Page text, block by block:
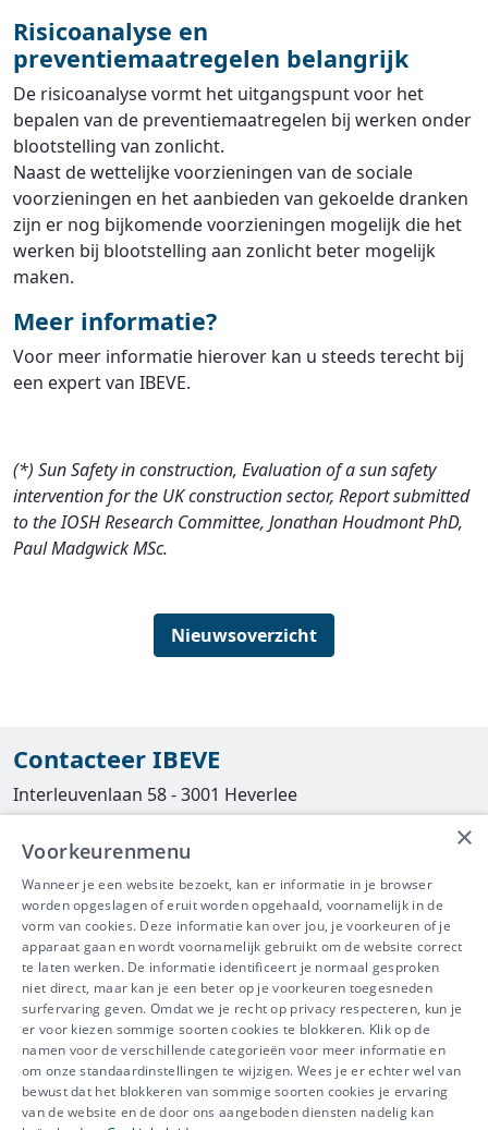
Risicoanalyse en
preventiemaatregelen belangrijk
De risicoanalyse vormt het uitgangspunt voor het
bepalen van de preventiemaatregelen bij werken onder
blootstelling van zonlicht.
Naast de wettelijke voorzieningen van de sociale
voorzieningen en het aanbieden van gekoelde dranken
zijn er nog bijkomende voorzieningen mogelijk die het
werken bij blootstelling aan zonlicht beter mogelijk
maken.
Meer informatie?
Voor meer informatie hierover kan u steeds terecht bij
een expert van IBEVE.
(*) Sun Safety in construction, Evaluation of a sun safety
intervention for the UK construction sector, Report submitted
to the IOSH Research Committee, Jonathan Houdmont PhD,
Paul Madgwick MSc.
Nieuwsoverzicht
Contacteer IBEVE
Interleuvenlaan 58 - 3001 Heverlee
016/390490
info@ibeve.be
asbest@ibeve.be
Ondernemingsnummer: 0436 612 044
IBEVE maakt deel uit van Groep
IDEWE
Disclaimer-Privacy-Cookiebeleid
×
Voorkeurenmenu
Wanneer je een website bezoekt, kan er informatie in je browser
worden opgeslagen of eruit worden opgehaald, voornamelijk in de
vorm van cookies. Deze informatie kan over jou, je voorkeuren of je
apparaat gaan en wordt voornamelijk gebruikt om de website correct
te laten werken. De informatie identificeert je normaal gesproken
niet direct, maar kan je een beter op je voorkeuren toegesneden
surfervaring geven. Omdat we je recht op privacy respecteren, kun je
er voor kiezen sommige soorten cookies te blokkeren. Klik op de
namen voor de verschillende categorieën voor meer informatie en
om onze standaardinstellingen te wijzigen. Wees je er echter wel van
bewust dat het blokkeren van sommige soorten cookies je ervaring
van de website en de door ons aangeboden diensten nadelig kan